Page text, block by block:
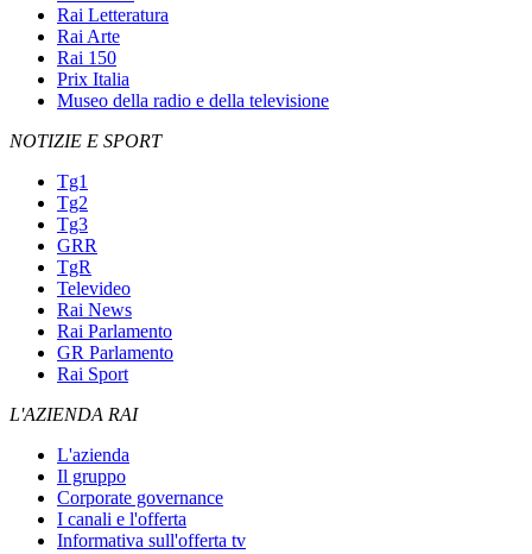
Rai Letteratura
Rai Arte
Rai 150
Prix Italia
Museo della radio e della televisione
NOTIZIE E SPORT
Tg1
Tg2
Tg3
GRR
TgR
Televideo
Rai News
Rai Parlamento
GR Parlamento
Rai Sport
L'AZIENDA RAI
L'azienda
Il gruppo
Corporate governance
I canali e l'offerta
Informativa sull'offerta tv